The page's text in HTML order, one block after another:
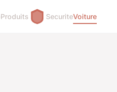
Produits SecuriteVoiture